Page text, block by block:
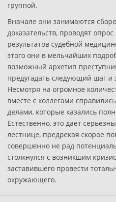
группой.
Вначале они занимаются
доказательств, проводят
результатов судебной
этого они в мельчайших
возможный архетип
предугадать следующий шаг и
Несмотря на огромное
вместе с коллегами
делами, которые казались
Естественно, это дает
лестнице, предрекая скорое
совершенно не рад
столкнулся с возникшим
заставившего провести
окружающего.